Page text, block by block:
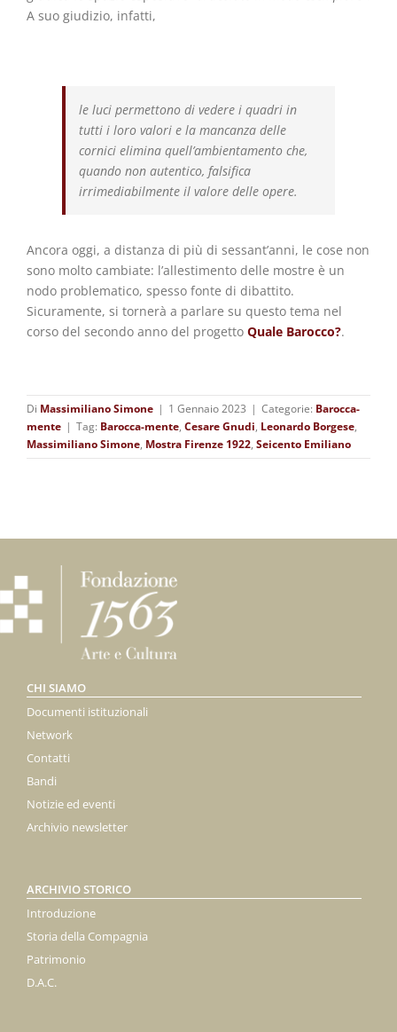
A suo giudizio, infatti,
le luci permettono di vedere i quadri in
tutti i loro valori e la mancanza delle
cornici elimina quell’ambientamento che,
quando non autentico, falsifica
irrimediabilmente il valore delle opere.
Ancora oggi, a distanza di più di sessant’anni, le cose non
sono molto cambiate: l’allestimento delle mostre è un
nodo problematico, spesso fonte di dibattito.
Sicuramente, si tornerà a parlare su questo tema nel
corso del secondo anno del progetto Quale Barocco?.
Di Massimiliano Simone | 1 Gennaio 2023 | Categorie: Barocca-
mente | Tag: Barocca-mente, Cesare Gnudi, Leonardo Borgese,
Massimiliano Simone, Mostra Firenze 1922, Seicento Emiliano
CHI SIAMO
Documenti istituzionali
Network
Contatti
Bandi
Notizie ed eventi
Archivio newsletter
ARCHIVIO STORICO
Introduzione
Storia della Compagnia
Patrimonio
D.A.C.